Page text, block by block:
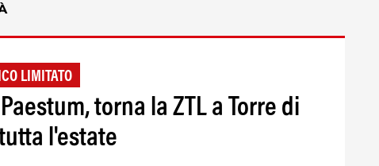
LIMITATO
torna la ZTL a Torre di
l'estate